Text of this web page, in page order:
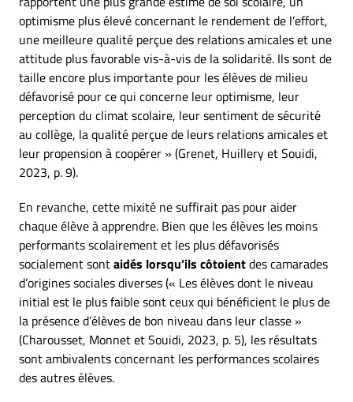
optimisme plus élevé concernant le rendement de l’effort,
une meilleure qualité perçue des relations amicales et une
attitude plus favorable vis-à-vis de la solidarité. Ils sont de
taille encore plus importante pour les élèves de milieu
défavorisé pour ce qui concerne leur optimisme, leur
perception du climat scolaire, leur sentiment de sécurité
au collège, la qualité perçue de leurs relations amicales et
leur propension à coopérer » (Grenet, Huillery et Souidi,
2023, p. 9).
En revanche, cette mixité ne suffirait pas pour aider
chaque élève à apprendre. Bien que les élèves les moins
performants scolairement et les plus défavorisés
socialement sontaidés lorsqu’ils côtoientdes camarades
d’origines sociales diverses (« Les élèves dont le niveau
initial est le plus faible sont ceux qui bénéficient le plus de
la présence d’élèves de bon niveau dans leur classe »
(Charousset, Monnet et Souidi, 2023, p. 5), les résultats
sont ambivalents concernant les performances scolaires
des autres élèves.